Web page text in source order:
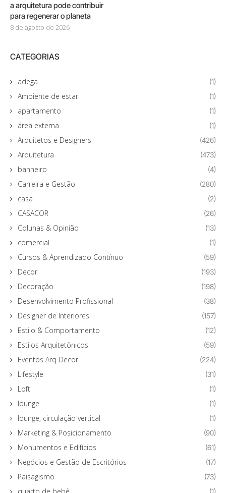
a arquitetura pode contribuir
para regenerar o planeta
8 de agosto de 2026
CATEGORIAS
adega (1)
Ambiente de estar (1)
apartamento (1)
área externa (1)
Arquitetos e Designers (426)
Arquitetura (473)
banheiro (4)
Carreira e Gestão (280)
casa (2)
CASACOR (26)
Colunas & Opinião (13)
comercial (1)
Cursos & Aprendizado Contínuo (59)
Decor (193)
Decoração (198)
Desenvolvimento Profissional (38)
Designer de Interiores (157)
Estilo & Comportamento (12)
Estilos Arquitetônicos (59)
Eventos Arq Decor (224)
Lifestyle (31)
Loft (1)
lounge (1)
lounge, circulação vertical (1)
Marketing & Posicionamento (90)
Monumentos e Edifícios (61)
Negócios e Gestão de Escritórios (17)
Paisagismo (73)
(1)